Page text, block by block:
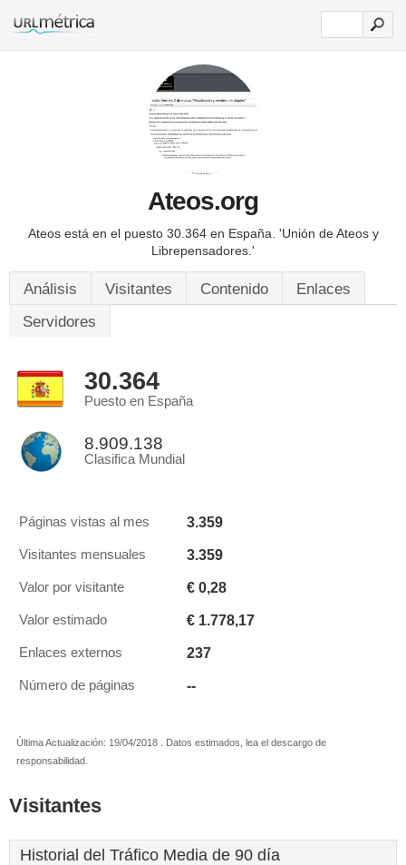
Ateos.org
Ateos está en el puesto 30.364 en España. 'Unión de Ateos y
Librepensadores.'
Análisis Visitantes Contenido
Enlaces
Servidores
30.364
Puesto en España
8.909.138
Clasifica Mundial
Páginas vistas al mes 3.359
Visitantes mensuales 3.359
Valor por visitante € 0,28
Valor estimado € 1.778,17
Enlaces externos 237
Número de páginas --
Última Actualización: 19/04/2018 . Datos estimados, lea el descargo de
responsabilidad.
Visitantes
Historial del Tráfico Media de 90 día